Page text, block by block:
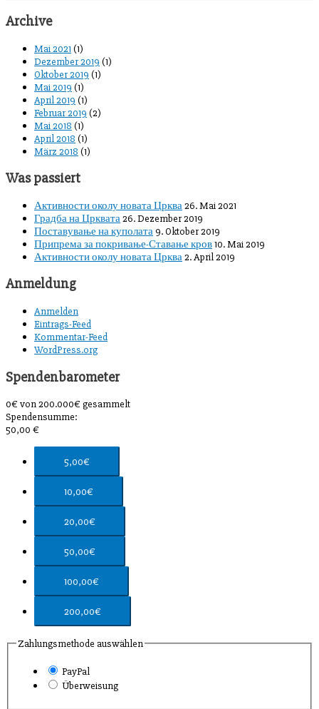
Archive
Mai 2021 (1)
Dezember 2019 (1)
Oktober 2019 (1)
Mai 2019 (1)
April 2019 (1)
Februar 2019 (2)
Mai 2018 (1)
April 2018 (1)
März 2018 (1)
Was passiert
Активности околу новата Црква26. Mai 2021
Градба на Црквата26. Dezember 2019
Поставување на куполата9. Oktober 2019
Припрема за покривање-Ставање кров10. Mai 2019
Активности околу новата Црква2. April 2019
Anmeldung
Anmelden
Eintrags-Feed
Kommentar-Feed
WordPress.org
Spendenbarometer
0€ von200.000€ gesammelt
Spendensumme:
50,00 €
5,00€
10,00€
20,00€
50,00€
100,00€
200,00€
Zahlungsmethode auswählen
PayPal
Überweisung